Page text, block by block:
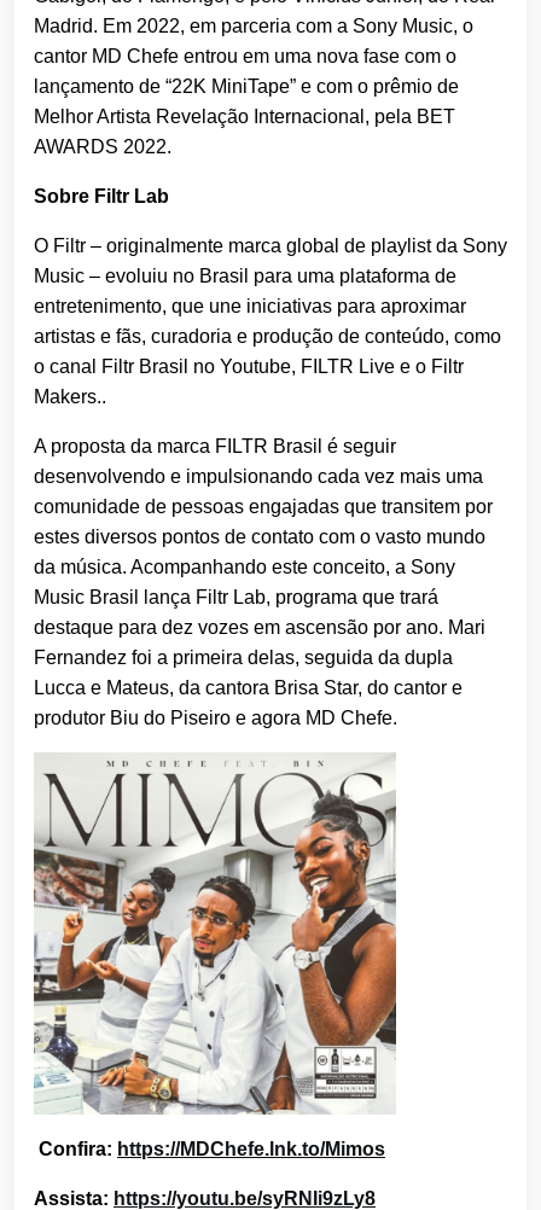
Madrid. Em 2022, em parceria com a Sony Music, o
cantor MD Chefe entrou em uma nova fase com o
lançamento de “22K MiniTape” e com o prêmio de
Melhor Artista Revelação Internacional, pela BET
AWARDS 2022.
Sobre Filtr Lab
O Filtr – originalmente marca global de playlist da Sony
Music – evoluiu no Brasil para uma plataforma de
entretenimento, que une iniciativas para aproximar
artistas e fãs, curadoria e produção de conteúdo, como
o canal Filtr Brasil no Youtube, FILTR Live e o Filtr
Makers..
A proposta da marca FILTR Brasil é seguir
desenvolvendo e impulsionando cada vez mais uma
comunidade de pessoas engajadas que transitem por
estes diversos pontos de contato com o vasto mundo
da música. Acompanhando este conceito, a Sony
Music Brasil lança Filtr Lab, programa que trará
destaque para dez vozes em ascensão por ano. Mari
Fernandez foi a primeira delas, seguida da dupla
Lucca e Mateus, da cantora Brisa Star, do cantor e
produtor Biu do Piseiro e agora MD Chefe.
Confira: https://MDChefe.lnk.to/Mimos
Assista: https://youtu.be/syRNIi9zLy8